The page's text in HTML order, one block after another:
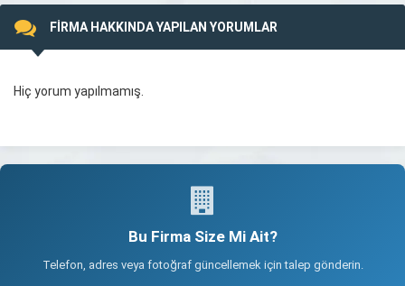
FİRMA HAKKINDA YAPILAN YORUMLAR
Hiç yorum yapılmamış.
Bu Firma Size Mi Ait?
Telefon, adres veya fotoğraf güncellemek için talep gönderin.